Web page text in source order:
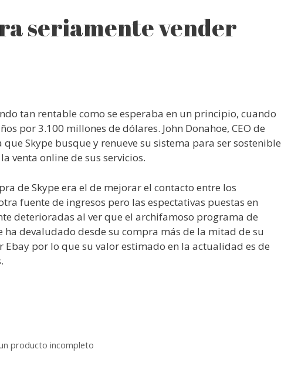
seriamente vender
tan rentable como se esperaba en un principio, cuando
por 3.100 millones de dólares. John Donahoe, CEO de
Skype busque y renueve su sistema para ser sostenible
venta online de sus servicios.
de Skype era el de mejorar el contacto entre los
fuente de ingresos pero las espectativas puestas en
deterioradas al ver que el archifamoso programa de
devaludado desde su compra más de la mitad de su
por lo que su valor estimado en la actualidad es de
producto incompleto